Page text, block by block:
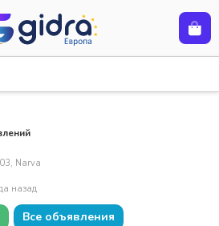
Narva
назад
Все объявления